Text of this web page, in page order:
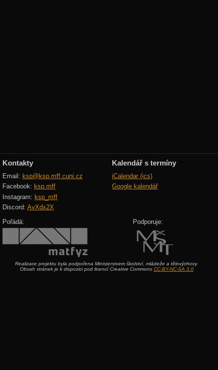
Kontakty
Email: ksp@ksp.mff.cuni.cz
Facebook: ksp.mff
Instagram: ksp_mff
Discord: AvXdx2X
Kalendář s termíny
iCalendar (ics)
Google kalendář
Pořádá: Podporuje:
Realizace projektu byla podpořena Ministerstvem školství, mládeže a tělovýchovy.
Obsah stránek je k dispozici pod licencí Creative Commons CC-BY-NC-SA 3.0